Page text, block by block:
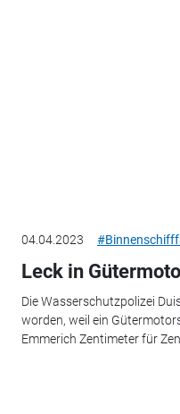
04.04.2023
Leck in
Die Wasserschutzpolizei
worden, weil ein
Emmerich Zentimeter für